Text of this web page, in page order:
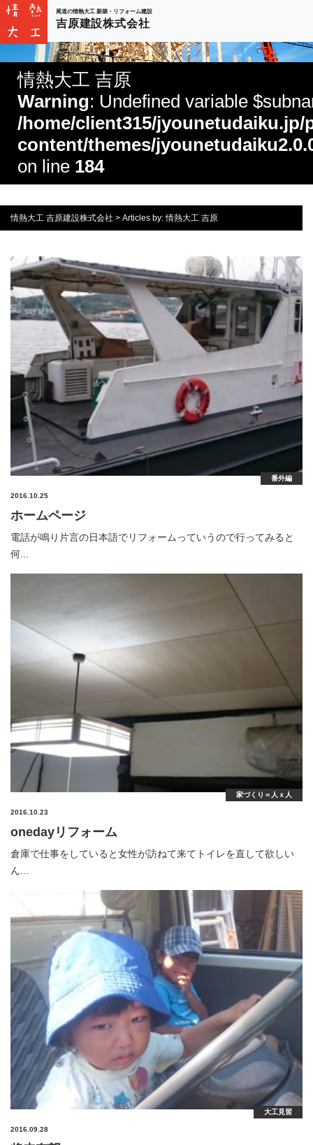
尾道の情熱大工 新築・リフォーム建設
吉原建設株式会社
情熱大工 吉原
Warning: Undefined variable
/home/client315/
content/themes/
on line 184
情熱大工 吉原建設株式会社 > Articles by: 情熱大工 吉原
2016.10.25
番外編
ホームページ
電話が鳴り片言の日本語でリフォームっていうので行ってみると
何...
2016.10.23
家づくり＝人ｘ人
onedayリフォーム
倉庫で仕事をしていると女性が訪ねて来てトイレを直して欲しい
ん...
2016.09.28
大工見習